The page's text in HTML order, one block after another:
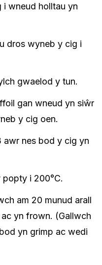
wneud holltau yn
dros wyneb y cig i
gwaelod y tun.
gan wneud yn siŵr
y cig oen.
nes bod y cig yn
i 200°C.
am 20 munud arall
yn frown. (Gallwch
yn grimp ac wedi